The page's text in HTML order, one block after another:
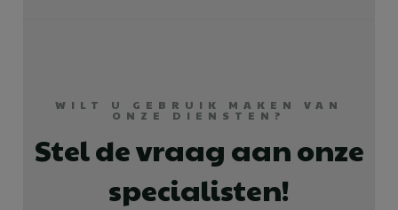
WILT U GEBRUIK MAKEN VAN
ONZE DIENSTEN?
Stel de vraag aan onze
specialisten!